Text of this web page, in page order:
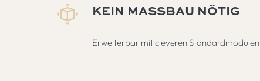
KEIN MASSBAU NÖTIG
Erweiterbar mit cleveren Standardmodulen